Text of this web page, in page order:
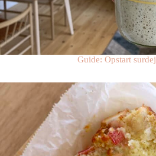
Guide: Opstart surdej